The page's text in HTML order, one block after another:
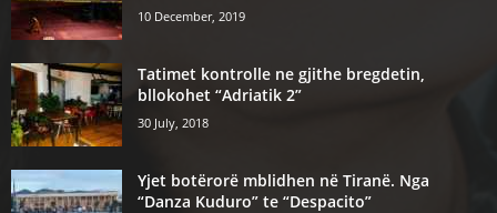
10 December, 2019
Tatimet kontrolle ne gjithe bregdetin,
bllokohet “Adriatik 2”
30 July, 2018
Yjet botërorë mblidhen në Tiranë. Nga
“Danza Kuduro” te “Despacito”